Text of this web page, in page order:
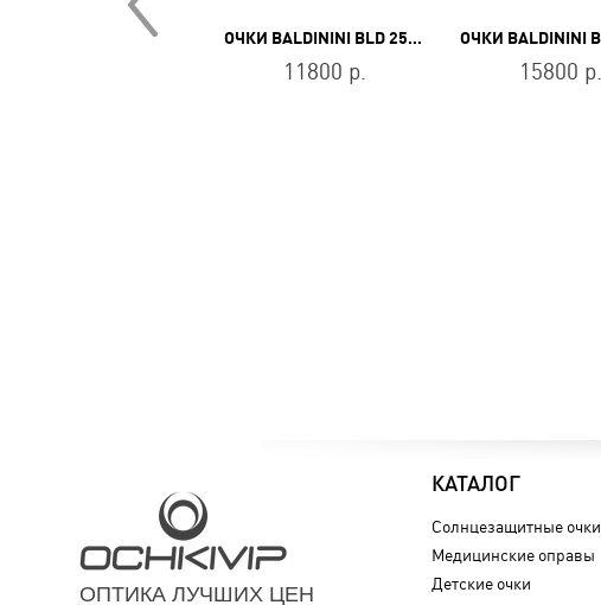
ОЧКИ BALDININI BLD 2516 PF 103
11800 р. 15800 р.
ОПТИКА ЛУЧШИХ ЦЕН
КАТАЛОГ
Солнцезащитные очки
Медицинские оправы
Детские очки